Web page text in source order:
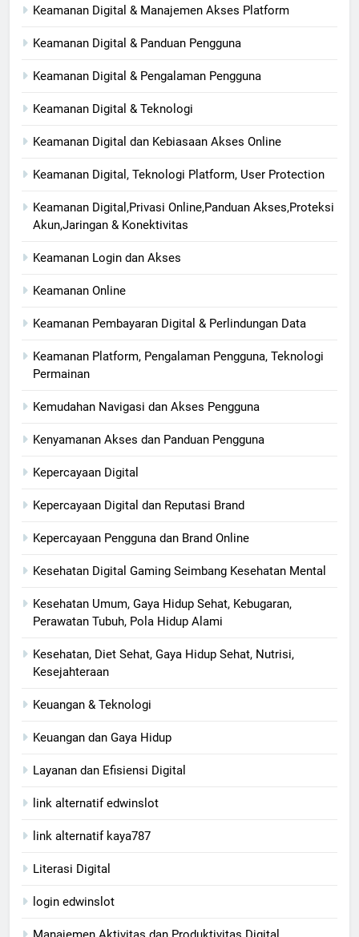
Keamanan Digital & Manajemen Akses Platform
Keamanan Digital & Panduan Pengguna
Keamanan Digital & Pengalaman Pengguna
Keamanan Digital & Teknologi
Keamanan Digital dan Kebiasaan Akses Online
Keamanan Digital, Teknologi Platform, User Protection
Keamanan Digital,Privasi Online,Panduan Akses,Proteksi
Akun,Jaringan & Konektivitas
Keamanan Login dan Akses
Keamanan Online
Keamanan Pembayaran Digital & Perlindungan Data
Keamanan Platform, Pengalaman Pengguna, Teknologi
Permainan
Kemudahan Navigasi dan Akses Pengguna
Kenyamanan Akses dan Panduan Pengguna
Kepercayaan Digital
Kepercayaan Digital dan Reputasi Brand
Kepercayaan Pengguna dan Brand Online
Kesehatan Digital Gaming Seimbang Kesehatan Mental
Kesehatan Umum, Gaya Hidup Sehat, Kebugaran,
Perawatan Tubuh, Pola Hidup Alami
Kesehatan, Diet Sehat, Gaya Hidup Sehat, Nutrisi,
Kesejahteraan
Keuangan & Teknologi
Keuangan dan Gaya Hidup
Layanan dan Efisiensi Digital
link alternatif edwinslot
link alternatif kaya787
Literasi Digital
login edwinslot